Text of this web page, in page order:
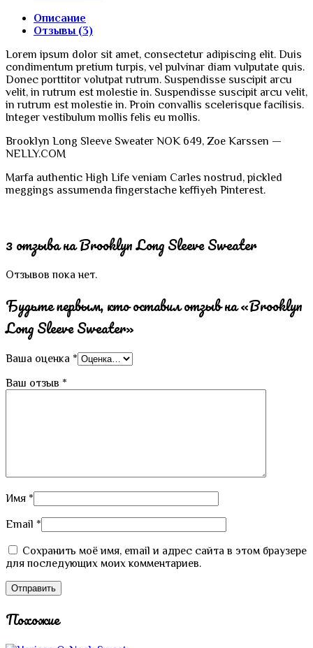
Описание
Отзывы (3)
Lorem ipsum dolor sit amet, consectetur adipiscing elit. Duis
condimentum pretium turpis, vel pulvinar diam vulputate quis.
Donec porttitor volutpat rutrum. Suspendisse suscipit arcu
velit, in rutrum est molestie in. Suspendisse suscipit arcu velit,
in rutrum est molestie in. Proin convallis scelerisque facilisis.
Integer vestibulum mollis felis eu mollis.
Brooklyn Long Sleeve Sweater NOK 649, Zoe Karssen —
NELLY.COM
Marfa authentic High Life veniam Carles nostrud, pickled
meggings assumenda fingerstache keffiyeh Pinterest.
3 отзыва наBrooklyn Long Sleeve Sweater
Отзывов пока нет.
Будьте первым, кто оставил отзыв на «Brooklyn
Long Sleeve Sweater»
Ваша оценка *
Ваш отзыв *
Имя *
Email *
Сохранить моё имя, email и адрес сайта в этом браузере
для последующих моих комментариев.
Похожие